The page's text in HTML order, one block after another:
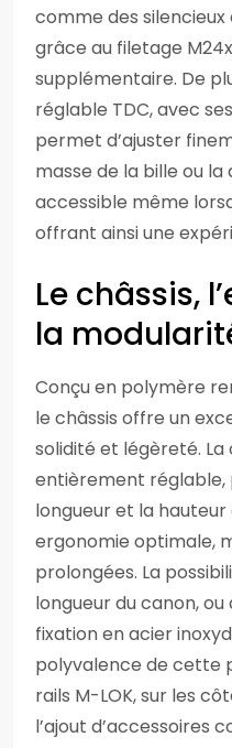
comme des
grâce au filetage
supplémentaire. De
réglable TDC, avec
permet d’ajuster
masse de la bille ou
accessible même
offrant ainsi une
Le châssis,
la
Conçu en polymère
le châssis offre un
solidité et légèreté. La
entièrement réglable,
longueur et la hauteur
ergonomie optimale,
prolongées. La
longueur du canon,
fixation en acier
polyvalence de cette
rails M-LOK, sur les
l’ajout d’accessoires